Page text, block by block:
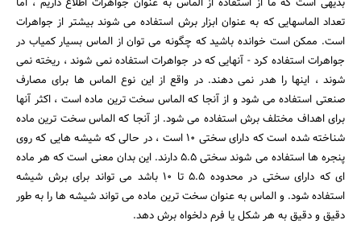
بدیهی است که ما از استفاده از الماس به عنوان جواهرات اطلاع داریم ، اما
تعداد الماسهایی که به عنوان ابزار برش استفاده می شوند بیشتر از جواهرات
است. ممکن است خوانده باشید که چگونه می توان از الماس بسیار کمیاب در
جواهرات استفاده کرد - آنهایی که در جواهرات استفاده نمی شوند ، ریخته نمی
شوند ، اینها را هدر نمی دهند. در واقع از این نوع الماس ها برای مصارف
صنعتی استفاده می شود و از آنجا که الماس سخت ترین ماده است ، اکثر آنها
برای اهداف مختلف برش استفاده می شود. از آنجا که الماس سخت ترین ماده
شناخته شده است که دارای سختی 10 است ، در حالی که شیشه هایی که روی
پنجره ها استفاده می شوند سختی 5.5 دارند. این بدان معنی است که هر ماده
ای که دارای سختی در محدوده 5.5 تا 10 باشد می تواند برای برش شیشه
استفاده شود. و الماس به عنوان سخت ترین ماده می تواند شیشه ها را به طور
دقیق و دقیق به هر شکل یا فرم دلخواه برش دهد.